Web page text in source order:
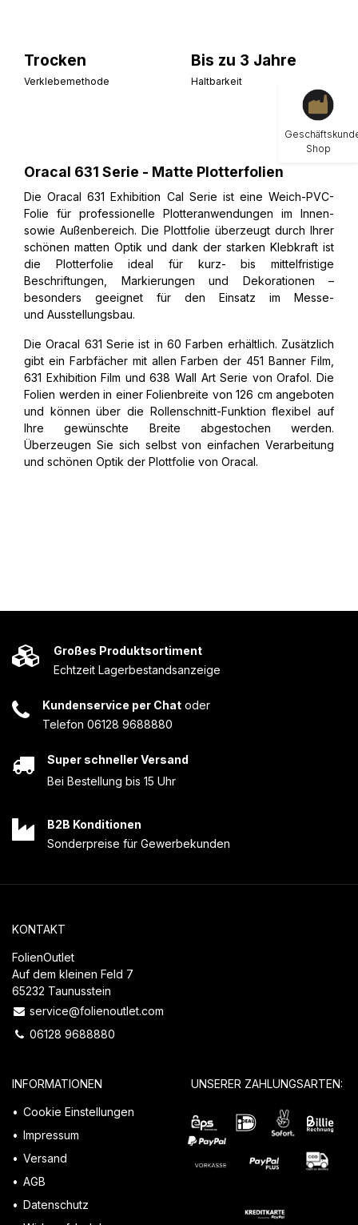
Oracal 631 Serie - Matte Plotterfolien
Die Oracal 631 Exhibition Cal Serie ist eine Weich-PVC-
Folie für professionelle Plotteranwendungen im Innen-
sowie Außenbereich. Die Plottfolie überzeugt durch Ihrer
schönen matten Optik und dank der starken Klebkraft ist
die Plotterfolie ideal für kurz- bis mittelfristige
Beschriftungen, Markierungen und Dekorationen –
besonders geeignet für den Einsatz im Messe-
und Ausstellungsbau.
Die Oracal 631 Serie ist in 60 Farben erhältlich. Zusätzlich
gibt ein Farbfächer mit allen Farben der 451 Banner Film,
631 Exhibition Film und 638 Wall Art Serie von Orafol. Die
Folien werden in einer Folienbreite von 126 cm angeboten
und können über die Rollenschnitt-Funktion flexibel auf
Ihre gewünschte Breite abgestochen werden.
Überzeugen Sie sich selbst von einfachen Verarbeitung
und schönen Optik der Plottfolie von Oracal.​
Trocken
Verklebemethode
Bis zu 3 Jahre
Haltbarkeit
Großes Produktsortiment
Echtzeit Lagerbestandsanzeige
Kundenservice per Chat oder
Telefon 06128 9688880
Super schneller Versand
Bei Bestellung bis 15 Uhr
B2B Konditionen
Sonderpreise für Gewerbekunden
KONTAKT
FolienOutlet
Auf dem kleinen Feld 7
65232 Taunusstein
service@folienoutlet.com
06128 9688880
INFORMATIONEN
Cookie Einstellungen
Impressum
Versand
AGB
Datenschutz
UNSERER ZAHLUNGSARTEN:
Shop